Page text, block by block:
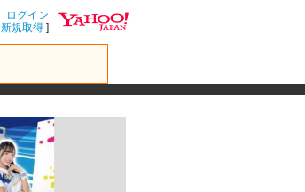
ログイン
新規取得 ]